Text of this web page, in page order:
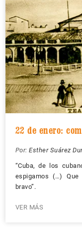
22 de enero:
Por: Esther Suárez
“Cuba, de los
espigamos (…)
bravo”.
VER MÁS